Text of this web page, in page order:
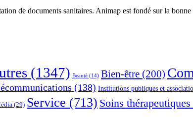
de documents sanitaires. Animap est fondé sur la
(1347) Beauté (14) Bien-être (200)
(138) Institutions publiques et
(29) Service (713) Soins thérapeutiques